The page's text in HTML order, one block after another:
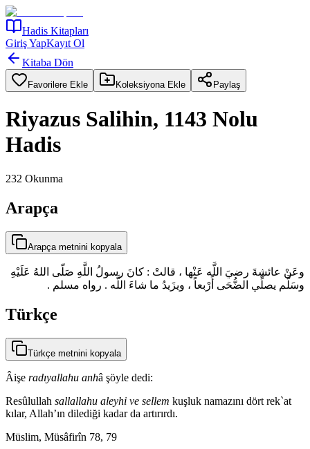
Hadis Kitapları
Giriş YapKayıt Ol
Kitaba Dön
Favorilere Ekle Koleksiyona Ekle Paylaş
Riyazus Salihin, 1143 Nolu
Hadis
232 Okunma
Arapça
Arapça metnini kopyala
وعَنْ عائشةَ رضيَ اللَّه عَنْها ، قالتْ : كانَ رسولُ اللَّهِ صَلّى اللهُ عَلَيْهِ
وسَلَّم يصلِّي الضُّحَى أَرْبعاً ، ويزَيدُ ما شاءَ اللَّه . رواه مسلم .
Türkçe
Türkçe metnini kopyala
Âişe radıyallahu anhâ şöyle dedi:
Resûlullah sallallahu aleyhi ve sellem kuşluk namazını dört rek`at
kılar, Allah’ın dilediği kadar da artırırdı.
Müslim, Müsâfirîn 78, 79